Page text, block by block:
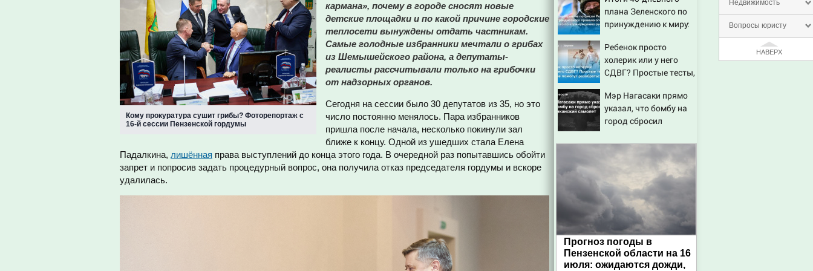
Недвижимость
Вопросы юристу
НАВЕРХ
Кому прокуратура сушит грибы? Фоторепортаж с
16-й сессии Пензенской гордумы
кармана», почему в городе сносят новые
детские площадки и по какой причине городские
теплосети вынуждены отдать частникам.
Самые голодные избранники мечтали о грибах
из Шемышейского района, а депутаты-
реалисты рассчитывали только на грибочки
от надзорных органов.
Сегодня на сессии было 30 депутатов из 35, но это
число постоянно менялось. Пара избранников
пришла после начала, несколько покинули зал
ближе к концу. Одной из ушедших стала Елена
Падалкина, лишённая права выступлений до конца этого года. В очередной раз попытавшись обойти
запрет и попросив задать процедурный вопрос, она получила отказ председателя гордумы и вскоре
удалилась.
игрушкой
плана Зеленского по
принуждению к миру:
полный разбор
провала операции
Украины от военкора
Ребенок просто
холерик или у него
СДВГ? Простые тесты,
разобраться
Мэр Нагасаки прямо
указал, что бомбу на
город сбросил
самолет
Прогноз погоды в
Пензенской области на 16
июля: ожидаются дожди,